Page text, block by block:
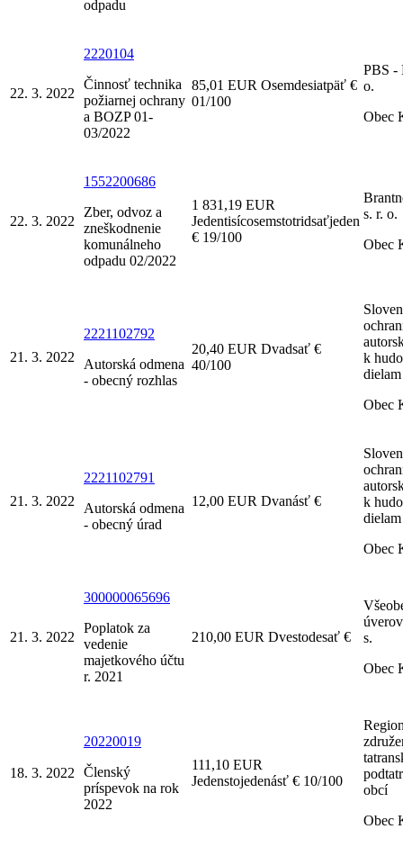
odpadu
22. 3. 2022
2220104
Činnosť technika
požiarnej ochrany
a BOZP 01-
03/2022
85,01 EUR Osemdesiatpäť €
01/100
PBS -
o.
Obec
22. 3. 2022
1552200686
Zber, odvoz a
zneškodnenie
komunálneho
odpadu 02/2022
1 831,19 EUR
Jedentisícosemstotridsaťjeden
€ 19/100
s. r. o.
Obec
21. 3. 2022
2221102792
Autorská odmena
- obecný rozhlas
20,40 EUR Dvadsať €
40/100
k
dielam
Obec
21. 3. 2022
2221102791
Autorská odmena
- obecný úrad
12,00 EUR Dvanásť €
k
dielam
Obec
21. 3. 2022
300000065696
Poplatok za
vedenie
majetkového účtu
r. 2021
210,00 EUR Dvestodesať €
s.
Obec
18. 3. 2022
20220019
Členský
príspevok na rok
2022
111,10 EUR
Jedenstojedenásť € 10/100
obcí
Obec